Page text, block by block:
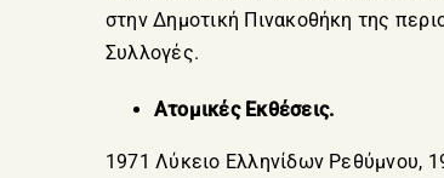
στην Δημοτική Πινακοθήκη της
Συλλογές.
Ατομικές Εκθέσεις.
1971 Λύκειο Ελληνίδων Ρεθύμνου,